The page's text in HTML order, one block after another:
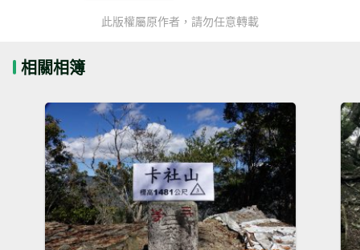
此版權屬原作者，請勿任意轉載
相關相簿